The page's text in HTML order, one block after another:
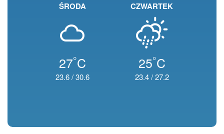
ŚRODA
27°C
23.6/30.6
CZWARTEK
25°C
23.4/27.2